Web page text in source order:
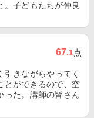
。子どもたちが仲良
67.1点
きながらやってく
とができるので、空
った。講師の皆さん